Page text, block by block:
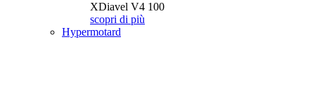
XDiavel V4 100
scopri di più
Hypermotard